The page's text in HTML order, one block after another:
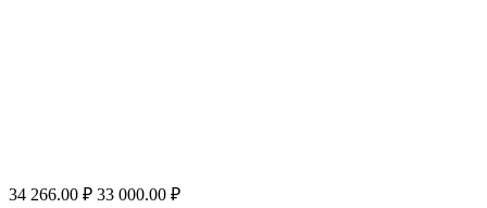
34 266.00 ₽ 33 000.00 ₽